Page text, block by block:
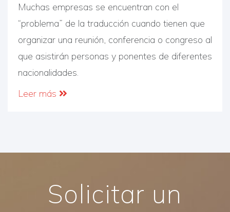
Muchas empresas se encuentran con el
“problema” de la traducción cuando tienen que
organizar una reunión, conferencia o congreso al
que asistirán personas y ponentes de diferentes
nacionalidades.
Leer más
Solicitar un